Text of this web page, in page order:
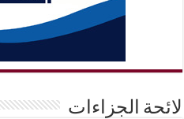
لائحة الجزاءات